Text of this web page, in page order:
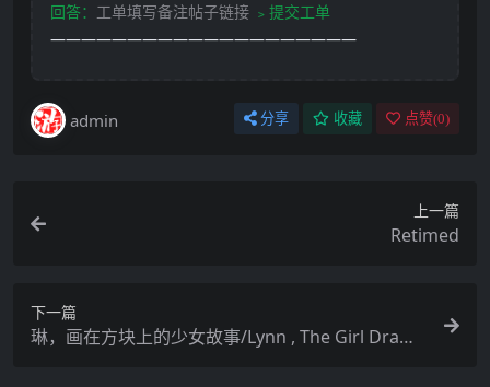
回答： 工单填写备注帖子链接 ﹥提交工单
————————————————————
admin 分享 收藏 点赞(0)
上一篇
Retimed
下一篇
琳，画在方块上的少女故事/Lynn , The Girl Drawn